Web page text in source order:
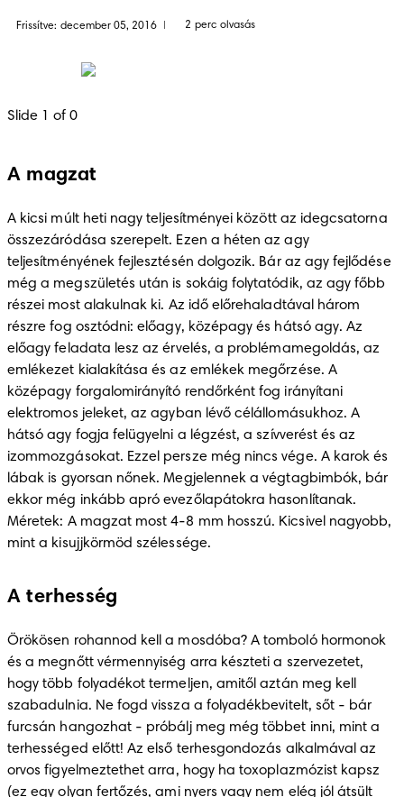
Frissítve: december 05, 2016 2 perc olvasás
Slide 1 of 0
A magzat
A kicsi múlt heti nagy teljesítményei között az idegcsatorna
összezáródása szerepelt. Ezen a héten az agy
teljesítményének fejlesztésén dolgozik. Bár az agy fejlődése
még a megszületés után is sokáig folytatódik, az agy főbb
részei most alakulnak ki. Az idő előrehaladtával három
részre fog osztódni: előagy, középagy és hátsó agy. Az
előagy feladata lesz az érvelés, a problémamegoldás, az
emlékezet kialakítása és az emlékek megőrzése. A
középagy forgalomirányító rendőrként fog irányítani
elektromos jeleket, az agyban lévő célállomásukhoz. A
hátsó agy fogja felügyelni a légzést, a szívverést és az
izommozgásokat. Ezzel persze még nincs vége. A karok és
lábak is gyorsan nőnek. Megjelennek a végtagbimbók, bár
ekkor még inkább apró evezőlapátokra hasonlítanak.
Méretek: A magzat most 4-8 mm hosszú. Kicsivel nagyobb,
mint a kisujjkörmöd szélessége.
A terhesség
Örökösen rohannod kell a mosdóba? A tomboló hormonok
és a megnőtt vérmennyiség arra készteti a szervezetet,
hogy több folyadékot termeljen, amitől aztán meg kell
szabadulnia. Ne fogd vissza a folyadékbevitelt, sőt - bár
furcsán hangozhat - próbálj meg még többet inni, mint a
terhességed előtt! Az első terhesgondozás alkalmával az
orvos figyelmeztethet arra, hogy ha toxoplazmózist kapsz
(ez egy olyan fertőzés, ami nyers vagy nem elég jól átsült